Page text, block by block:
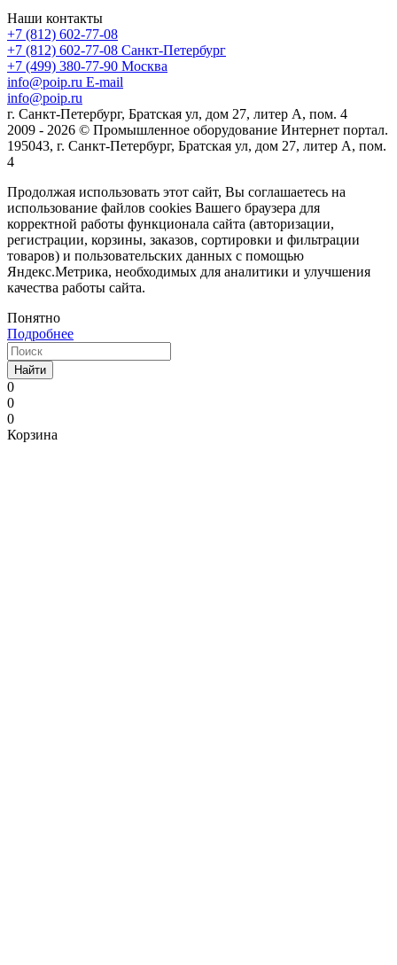
Наши контакты
+7 (812) 602-77-08
+7 (812) 602-77-08 Санкт-Петербург
+7 (499) 380-77-90 Москва
info@poip.ru E-mail
info@poip.ru
г. Санкт-Петербург, Братская ул, дом 27, литер А, пом. 4
2009 - 2026 © Промышленное оборудование Интернет портал.
195043, г. Санкт-Петербург, Братская ул, дом 27, литер А, пом.
4
Продолжая использовать этот сайт, Вы соглашаетесь на
использование файлов cookies Вашего браузера для
корректной работы функционала сайта (авторизации,
регистрации, корзины, заказов, сортировки и фильтрации
товаров) и пользовательских данных с помощью
Яндекс.Метрика, необходимых для аналитики и улучшения
качества работы сайта.
Понятно
Подробнее
Найти
0
0
0
Корзина